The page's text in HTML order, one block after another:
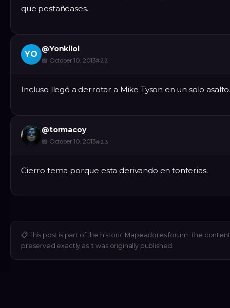
que pestañeases.
YO
@Yonkilol
📅 October 10, 2013#22
Incluso llegó a derrotar a Mike Tyson en un solo
@tormacoy
📅 October 10, 2013#23
Cierro tema porque esta derivando en tonterias.
📋 This post is part of the historic Mapeadores forum. The
preserved exactly as it was originally published.